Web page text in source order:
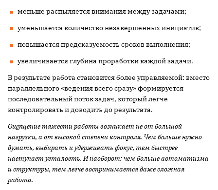
меньше распыляется внимания между задачами;
уменьшается количество незавершенных инициатив;
повышается предсказуемость сроков выполнения;
увеличивается глубина проработки каждой задачи.
В результате работа становится более управляемой: вместо
параллельного «ведения всего сразу» формируется
последовательный поток задач, который легче
контролировать и доводить до результата.
Ощущение тяжести работы возникает не от большой
нагрузки, а от высокой степени контроля. Чем больше нужно
думать, выбирать и удерживать фокус, тем быстрее
наступает усталость. И наоборот: чем больше автоматизма
и структуры, тем легче воспринимается даже сложная
работа.